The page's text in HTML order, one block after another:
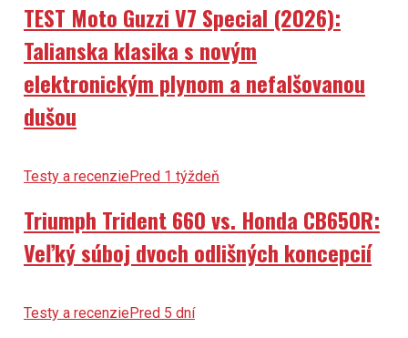
TEST Moto Guzzi V7 Special (2026):
Talianska klasika s novým
elektronickým plynom a nefalšovanou
dušou
Testy a recenziePred 1 týždeň
Triumph Trident 660 vs. Honda CB650R:
Veľký súboj dvoch odlišných koncepcií
Testy a recenziePred 5 dní